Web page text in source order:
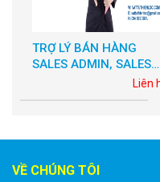
TRỢ LÝ BÁN HÀNG
SALES ADMIN, SALES
tại Q12 HCM
Liên
VỀ CHÚNG TÔI